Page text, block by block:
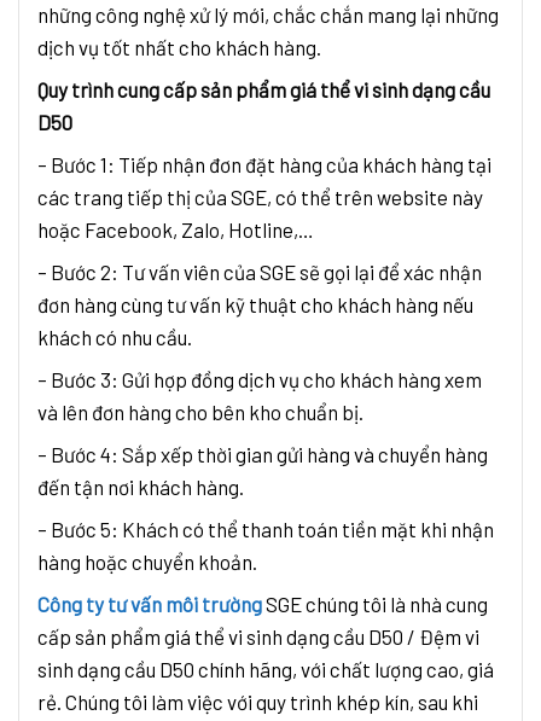
những công nghệ xử lý mới, chắc chắn mang lại những
dịch vụ tốt nhất cho khách hàng.
Quy trình cung cấp sản phẩm giá thể vi sinh dạng cầu
D50
– Bước 1: Tiếp nhận đơn đặt hàng của khách hàng tại
các trang tiếp thị của SGE, có thể trên website này
hoặc Facebook, Zalo, Hotline,…
– Bước 2: Tư vấn viên của SGE sẽ gọi lại để xác nhận
đơn hàng cùng tư vấn kỹ thuật cho khách hàng nếu
khách có nhu cầu.
– Bước 3: Gửi hợp đồng dịch vụ cho khách hàng xem
và lên đơn hàng cho bên kho chuẩn bị.
– Bước 4: Sắp xếp thời gian gửi hàng và chuyển hàng
đến tận nơi khách hàng.
– Bước 5: Khách có thể thanh toán tiền mặt khi nhận
hàng hoặc chuyển khoản.
Công ty tư vấn môi trườngSGE chúng tôi là nhà cung
cấp sản phẩm giá thể vi sinh dạng cầu D50 / Đệm vi
sinh dạng cầu D50 chính hãng, với chất lượng cao, giá
rẻ. Chúng tôi làm việc với quy trình khép kín, sau khi